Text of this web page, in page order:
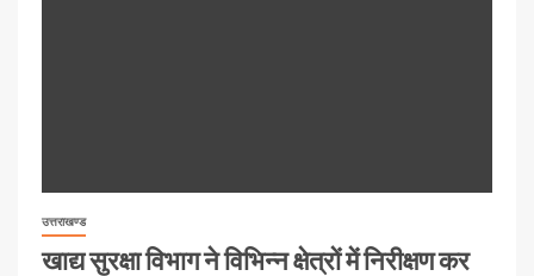
उत्तराखण्ड
खाद्य सुरक्षा विभाग ने विभिन्न क्षेत्रों में निरीक्षण कर